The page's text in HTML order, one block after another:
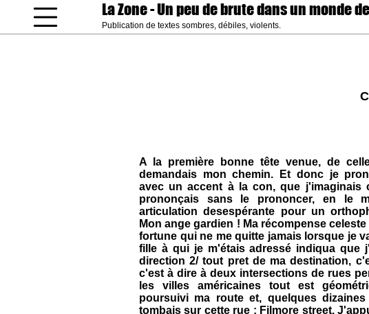
La Zone- Un peu de brute dans un monde
Publication de textes sombres, débiles, violents.
A la première bonne tête venue, de
demandais mon chemin. Et donc je
avec un accent à la con, que j'imaginais
prononçais sans le prononcer, en le
articulation desespérante pour un
Mon ange gardien ! Ma récompense
fortune qui ne me quitte jamais lorsque je
fille à qui je m'étais adressé indiqua que
direction 2/ tout pret de ma destination,
c'est à dire à deux intersections de rues
les villes américaines tout est
poursuivi ma route et, quelques
tombais sur cette rue : Filmore street.